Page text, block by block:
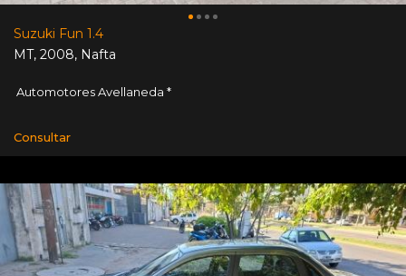
Suzuki Fun 1.4
MT, 2008, Nafta
Automotores Avellaneda *
Consultar